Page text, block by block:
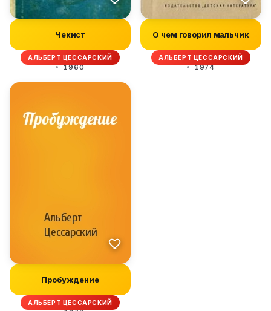
Чекист
АЛЬБЕРТ ЦЕССАРСКИЙ
1960
О чем говорил мальчик
АЛЬБЕРТ ЦЕССАРСКИЙ
1974
Пробуждение
АЛЬБЕРТ ЦЕССАРСКИЙ